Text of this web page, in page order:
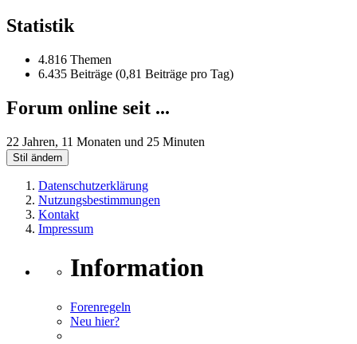
Statistik
4.816 Themen
6.435 Beiträge (0,81 Beiträge pro Tag)
Forum online seit ...
22 Jahren, 11 Monaten und 25 Minuten
Stil ändern
Datenschutzerklärung
Nutzungsbestimmungen
Kontakt
Impressum
Information
Forenregeln
Neu hier?